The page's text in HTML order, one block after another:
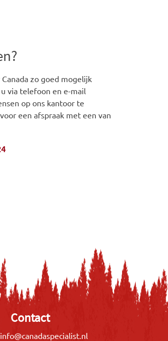
zo goed mogelijk
via telefoon en e-mail
op ons kantoor te
een afspraak met een van
Contact
info@canadaspecialist.nl